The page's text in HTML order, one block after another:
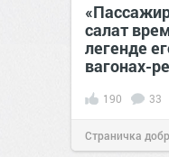
салат
легенде
вагонах-
190 33
Страничка